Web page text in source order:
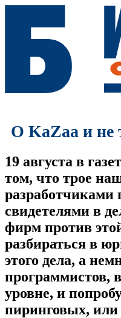
О KaZaa и не
19 августа в
том, что трое
разработчиками
свидетелями в
фирм против
разбираться в
этого дела, а
программистов,
уровне, и
пиринговых,